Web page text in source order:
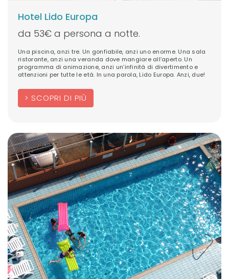
Hotel Lido Europa
da 53€ a persona a notte.
Una piscina, anzi tre. Un gonfiabile, anzi uno enorme. Una sala
ristorante, anzi una veranda dove mangiare all’aperto. Un
programma di animazione, anzi un’infinità di divertimento e
attenzioni per tutte le età. In una parola, Lido Europa. Anzi, due!
SCOPRI DI PIÙ